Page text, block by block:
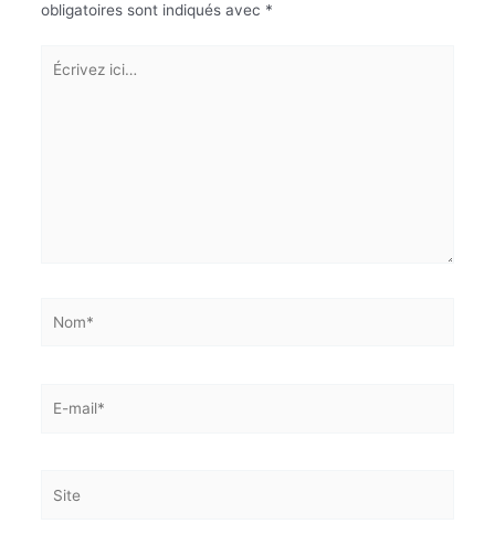
obligatoires sont indiqués avec *
Écrivez
ici…
mail*